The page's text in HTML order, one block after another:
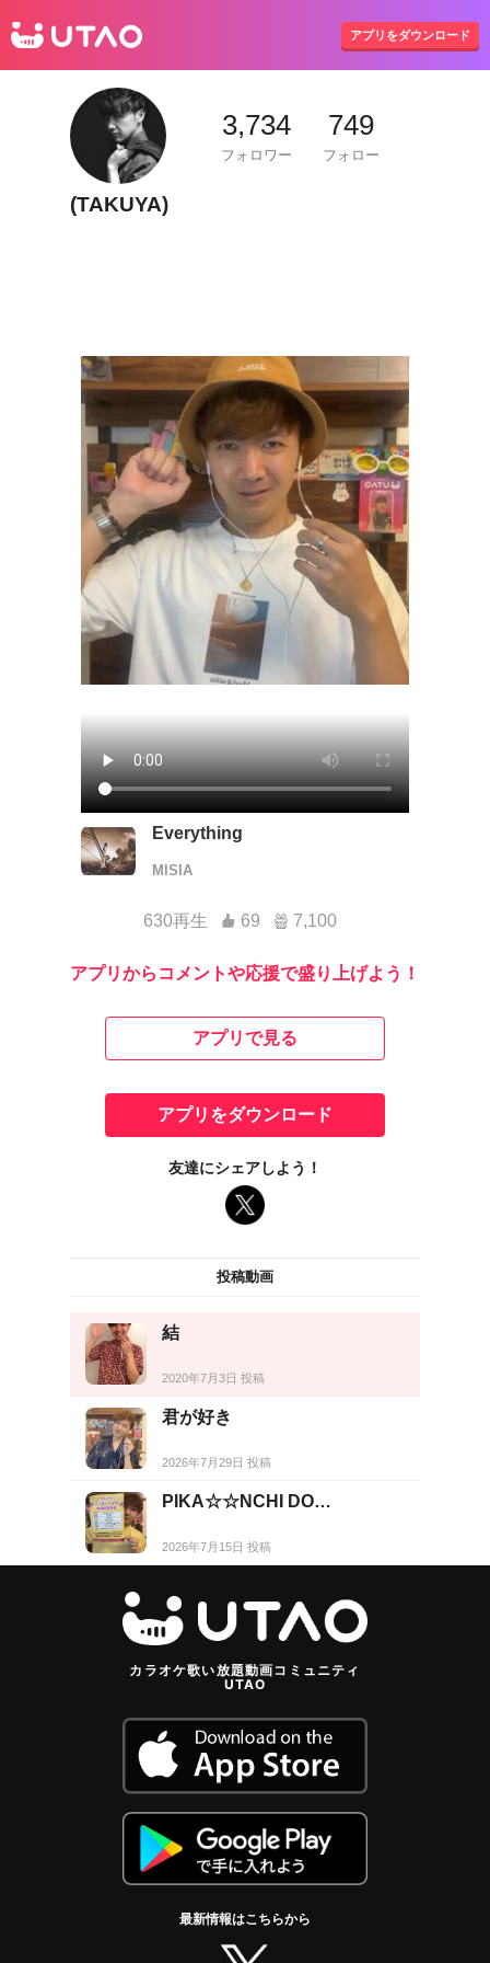
アプリをダウンロード
3,734
フォロワー
749
フォロー
(TAKUYA)
Everything
MISIA
630再生 69 7,100
アプリからコメントや応援で盛り上げよう！
アプリで見る
アプリをダウンロード
友達にシェアしよう！
投稿動画
結
2020年7月3日 投稿
君が好き
2026年7月29日 投稿
PIKA☆☆NCHI DO…
2026年7月15日 投稿
カラオケ歌い放題動画コミュニティ
UTAO
最新情報はこちらから